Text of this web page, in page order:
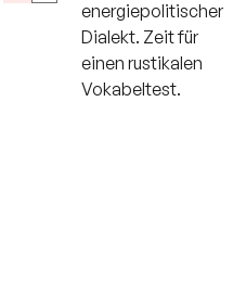
energiepolitischer
Dialekt. Zeit für
einen rustikalen
Vokabeltest.